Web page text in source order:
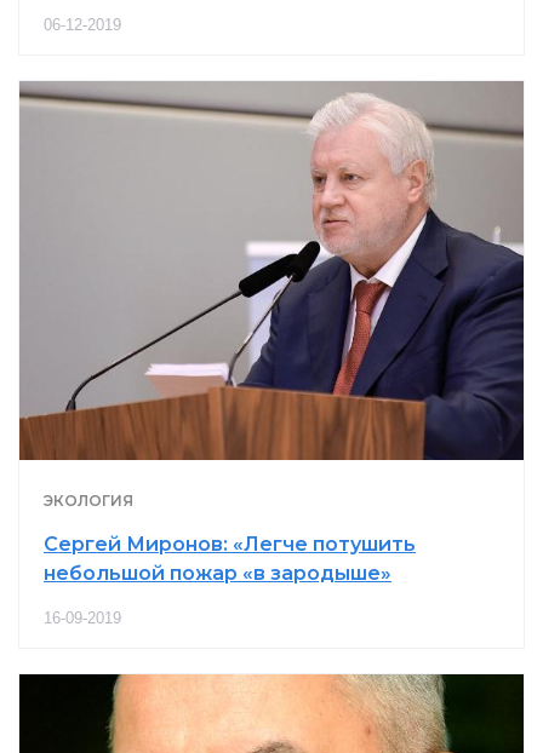
06-12-2019
ЭКОЛОГИЯ
Сергей Миронов: «Легче потушить
небольшой пожар «в зародыше»
16-09-2019